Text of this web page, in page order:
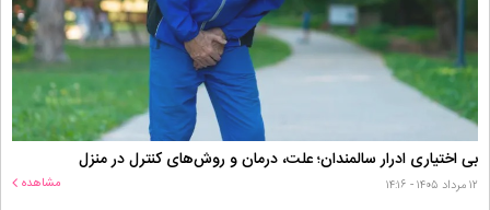
بی اختیاری ادرار سالمندان؛ علت، درمان و روش‌های کنترل در منزل
۱۲ مرداد ۱۴۰۵ - ۱۴:۱۶ مشاهده